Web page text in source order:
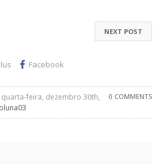
NEXT POST
Facebook
0 COMMENTS
quarta-feira, dezembro 30th,